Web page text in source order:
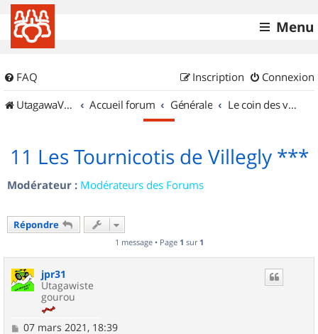
Menu
FAQ Connexion
Inscription
UtagawaVTT (Randos VTT et VTTAE avec traces GPS)
Accueil forum Générale Le coin des vidéastes
11 Les Tournicotis de Villegly ***
Modérateur : Modérateurs des Forums
Répondre
1 message • Page 1 sur 1
jpr31
Utagawiste
gourou
M
07 mars 2021, 18:39